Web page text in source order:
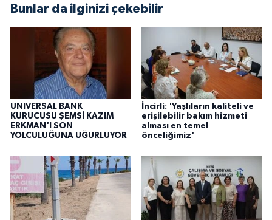
Bunlar da ilginizi çekebilir
UNIVERSAL BANK
KURUCUSU ŞEMSİ KAZIM
ERKMAN'I SON
YOLCULUĞUNA UĞURLUYOR
İncirli: 'Yaşlıların kaliteli ve
erişilebilir bakım hizmeti
alması en temel
önceliğimiz'